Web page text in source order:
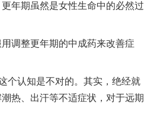
年期虽然是女性生命中的必然过
调整更年期的中成药来改善症
个认知是不对的。其实，绝经就
热、出汗等不适症状，对于远期
行业协会接连发公告